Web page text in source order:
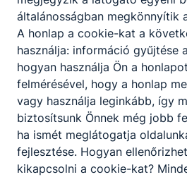
gyakorlat beszámítására, és
rövidítésére.
Egészségügy
Gyógyszertári
általánosságban megkönnyítik
A honlap a cookie-kat a
használja: információ gyűjtése
hogyan használja Ön a
felmérésével, hogy a honlap
vagy használja leginkább, így
biztosítsunk Önnek még jobb
ha ismét meglátogatja
fejlesztése. Hogyan
kikapcsolni a cookie-kat?